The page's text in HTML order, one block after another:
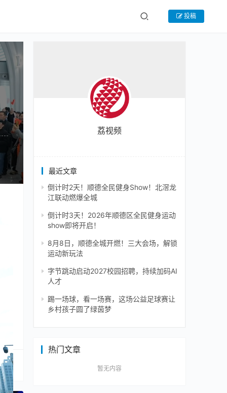
投稿
荔视频
最近文章
倒计时2天！顺德全民健身Show！北滘龙
江联动燃爆全城
倒计时3天！2026年顺德区全民健身运动
show即将开启！
8月8日，顺德全城开燃！三大会场，解锁
运动新玩法
字节跳动启动2027校园招聘，持续加码AI
人才
踢一场球，看一场赛，这场公益足球赛让
乡村孩子圆了绿茵梦
热门文章
暂无内容